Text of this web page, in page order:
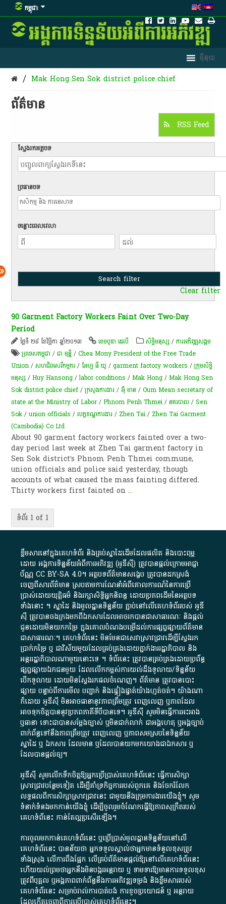
កម្ពុជា
/ Mak Hong Sen Sok district police chief
ព័ត៌មាន​
RSS Feed
ស្វែងរកអត្ថបទ
ប្រធានបទ
ចន្លោះពេលវេលា
Clear filter
90 Garment Factory Workers Faint Over Two-Day
Period
ថ្ងៃទី ២៨ ខែវិច្ឆិកា ឆ្នាំ២០១៣ ខេមបូឌា ដេលី សិទ្ធិមនុស្ស /ការ​អភិវឌ្ឍ​សង្គម
ប្រទេសកម្ពុជា /ជា​ មុន្នី /Chea Mony President of the Free Trade
Union /សហជីពសេរីកម្មករ /អែហ្វ ធី យូ /garment factory workers /ក្រុមសិទ្ធិ
មនុស្ស /Huy Hansong /labor conditions /Mak Hong /Mak Hong Sen
Sok district police chief /ក្រសួងការងារ /អ៊ុំ មាន /Oum Mean secretary of
state at the Ministry of Labor/Phnom Penh Thmei /នគរបាល /Sen
Sok /union officials /លក្ខខណ្ឌ​ការងារ​ / Zhen Tai / Zhen Tai Garment
(Cambodia) Co Ltd
About 90 garment factory workers fainted over a two-
day period last week at Zhen Tai garment factory in
Sen Sok district’s Phnom Penh Thmei commune,
union officials and police said yesterday, though
accounts of what caused the mass fainting differed.
Thirty workers first fainted on...
ទំព័រ 1 of 1
ខ្លឹមសារ​នៅ​ក្នុង​គេហទំព័រ និង​គ្រប់​ស្នា​ដៃ​ដើម​ដែល​ផលិត​ និង​បោះពុម្ព​
ដោយ​ អង្គការ​ទិន្នន័យ​អំពី​ការអភិវឌ្ឍ​​ (អូ​ឌី​ស៊ី)​ ត្រូវ​បាន​ផ្តល់​ក្រោម​អាជ្ញា
ប័ណ្ណ​CC BY-SA 4.0។​ អត្ថបទ​ព័ត៌មាន​សង្ខេប​ ត្រូវ​បាន​ដកស្រង់​
ចេញពី​សារព័ត៌មាន ស្របតាមការ​ណែនាំ​អំពី​គោលការណ៍​នៃ​ការ​ប្រើ
ប្រាស់​ដោយ​យុត្តិធម៌​ និង​រក្សាសិទ្ធិអ្នកនិពន្ធ ដោយ​ប្រភពដើម​នៃ​​អត្ថបទ
ទាំង​នោះ​ ។​ ស្នាដៃ​ និង​មូលដ្ឋាន​ទិន្នន័យ ​ភ្ជាប់​នៅ​លើ​គេហទំព័រ​របស់​ អូ​ឌី​
ស៊ី​ ត្រូវ​បាន​ចងក្រង​មក​ពី​ឯកសារ​ដែល​អាច​រក​បានជា​សាធារណៈ​ និង​ផ្តល់​
ជូន​ដោយ​មិន​យក​កម្រៃ​ ក្នុង​គោលបំណង​បម្រើ​ដល់ការ​ផ្សព្វផ្សាយ​ព័ត៌មាន​
ជា​សាធារណៈ​។​ គេហទំព័រ​នេះ​ មិនមែន​ជា​សេវា​ស្រាវជ្រាវ​ដើម្បី​ស្វែងរក
ប្រាក់​កម្រៃ​ ឬ​ ជា​វិស័យ​មួយ​ដែល​គ្រប់គ្រង​ដោយ​ភ្នាក់ងារ​រដ្ឋាភិបាល​ និង ​
អន្តររដ្ឋាភិបាល​ណាមួយ​នោះ​ទេ ​។​ ទំព័រ​នេះ​ ត្រូវ​បាន​គ្រប់គ្រង​ដោយ​ប្រព័ន្ធ​
ផ្សព្វផ្សាយ​ឯកជន​មួយ​ ដែល​លើកកម្ពស់​ការ​យល់​ដឹង​ទូលាយ​/​ទិន្នន័យ​
បើក​ទូលាយ​ ដោយ​មិនស្វែង​រក​ផល​ចំណេញ​។​ ព័ត៌មាន​ ត្រូវ​បាន​បោះ
ផ្សាយ​ បន្ទាប់​ពី​ការ​មើល​ បញ្ជាក់​ និង​ផ្ទៀងផ្ទាត់​យ៉ាង​ហ្មត់ចត់​។​ យ៉ាងណា​
ក៏​ដោយ​ អូ​ឌី​ស៊ី​ មិន​អាច​ធានា​នូវ​ភាព​ត្រឹមត្រូវ​ ពេញលេញ​ ឬ​ភាព​ដែល​
អាច​ទុកចិត្ត​បាននូវ​ប្រភព​ភាគី​ទី​បី​បាន​ទេ​។​ អូ​ឌី​ស៊ី​ សូម​មិន​ធ្វើការ​អះអាង​
ឬ​ធានា​ ទោះជា​បាន​សម្តែង​ច្បាស់​ ឬ​មិន​ជាក់លាក់​ ជា​អង្គហេតុ​ ឬ​អង្គច្បាប់​
ពាក់ព័ន្ធ​ទៅ​នឹង​ភាព​ត្រឹមត្រូវ​ ពេញលេញ​ ឬ​ភាព​សម​ស្រប​នៃ​ទិន្នន័យ​
ស្នាដៃ​ ឬ​ ឯកសារ​ ដែល​មាន​ ឬ​ដែល​បាន​យក​មក​យោង​ជា​ឯកសារ​ ឬ​
ដែល​បាន​ផ្តល់​ឲ្យ​។
អូឌីស៊ី សូមលើកទឹកចិត្តឱ្យអ្នកប្រើប្រាស់គេហទំព័រនេះ ធ្វើការសិក្សា
ស្រាវជ្រាវបន្ថែមទៀត ដើម្បីគាំទ្រកិច្ចការ​របស់ពួកគេ និងចែករំលែក
លទ្ធផលពីការសិក្សាស្រាវជ្រាវនេះ ជាមួយនឹងក្រុមការងារយើងខ្ញុំ។ សូម
ទំនាក់ទំនងមកកាន់យើងខ្ញុំ ដើម្បីចូលរួមចំណែកធ្វើឱ្យភាពសុក្រឹតរបស់
គេហទំព័នេះ កាន់តែល្អប្រសើរឡើង។
ការចូលមកកាន់គេហទំព័រនេះ ឬប្រើប្រាស់មូលដ្ឋានទិន្នន័យនៅលើ
គេហទំព័រនេះ បានន័យថា អ្នកទទួលស្គាល់ថាអ្នកមានទំនួលខុសត្រូវ
ទាំងស្រុង លើការពឹងផ្អែក លើគ្រប់ព័ត៌មានផ្តល់ឱ្យនៅលើគេហទំព័រនេះ
ហើយយល់ព្រមថាអ្នកនឹងមិនបង្ករអន្តរាយ ឬ ទាមទារ​ឱ្យមានការទទួលខុស​
ត្រូវពីបុគ្គល ឬអង្គភាពពាក់ព័ន្ធនឹងការអភិវឌ្ឍទម្រង់ និងខ្លឹមសាររបស់
គេហទំព័រនេះ សម្រាប់រាល់ការបាត់បង់ ការខូចប្រយោជន៍ ឬ អន្តរាយ